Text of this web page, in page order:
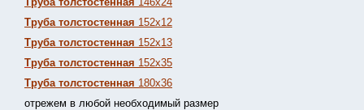
Труба толстостенная 152х12
Труба толстостенная 152х13
Труба толстостенная 152х35
Труба толстостенная 180х36
отрежем в любой необходимый размер